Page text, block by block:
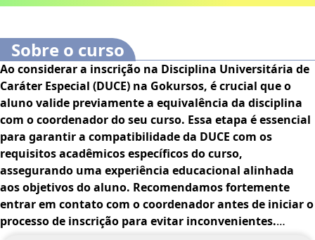
Sobre o curso
Ao considerar a inscrição na Disciplina Universitária de
Caráter Especial (DUCE) na Gokursos, é crucial que o
aluno valide previamente a equivalência da disciplina
com o coordenador do seu curso. Essa etapa é essencial
para garantir a compatibilidade da DUCE com os
requisitos acadêmicos específicos do curso,
assegurando uma experiência educacional alinhada
aos objetivos do aluno. Recomendamos fortemente
entrar em contato com o coordenador antes de iniciar o
processo de inscrição para evitar inconvenientes.